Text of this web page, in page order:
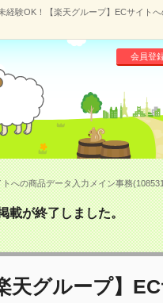
経験OK！【楽天グループ】ECサイト
会員登
への商品データ入力メイン事務
載が終了しました。
天グループ】